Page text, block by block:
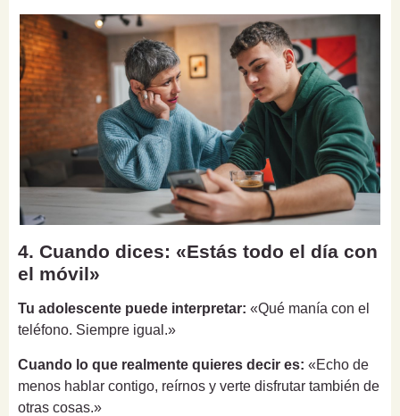
4. Cuando dices: «Estás todo el día con
el móvil»
Tu adolescente puede interpretar: «Qué manía con el
teléfono. Siempre igual.»
Cuando lo que realmente quieres decir es: «Echo de
menos hablar contigo, reírnos y verte disfrutar también de
otras cosas.»